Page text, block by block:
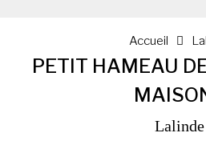
Accueil
PETIT HAMEAU
Lalinde